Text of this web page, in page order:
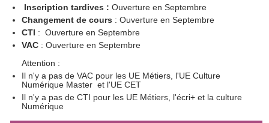
Inscription tardives : Ouverture en Septembre
Changement de cours : Ouverture en Septembre
CTI : Ouverture en Septembre
VAC : Ouverture en Septembre
Attention :
Il n'y a pas de VAC pour les UE Métiers, l'UE Culture
Numérique Master et l'UE CET
Il n'y a pas de CTI pour les UE Métiers, l'écri+ et la culture
Numérique